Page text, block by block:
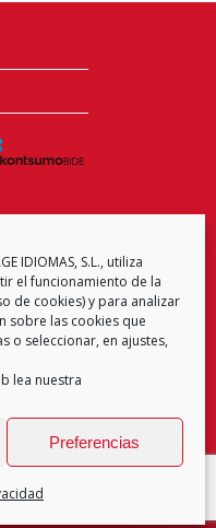
IDIOMAS, S.L., utiliza
el funcionamiento de la
de cookies) y para analizar
sobre las cookies que
o seleccionar, en ajustes,
lea nuestra
Preferencias